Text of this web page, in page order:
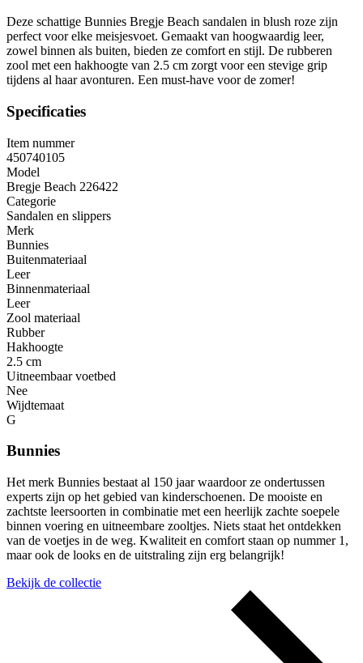
Deze schattige Bunnies Bregje Beach sandalen in blush roze zijn
perfect voor elke meisjesvoet. Gemaakt van hoogwaardig leer,
zowel binnen als buiten, bieden ze comfort en stijl. De rubberen
zool met een hakhoogte van 2.5 cm zorgt voor een stevige grip
tijdens al haar avonturen. Een must-have voor de zomer!
Specificaties
Item nummer
450740105
Model
Bregje Beach 226422
Categorie
Sandalen en slippers
Merk
Bunnies
Buitenmateriaal
Leer
Binnenmateriaal
Leer
Zool materiaal
Rubber
Hakhoogte
2.5 cm
Uitneembaar voetbed
Nee
Wijdtemaat
G
Bunnies
Het merk Bunnies bestaat al 150 jaar waardoor ze ondertussen
experts zijn op het gebied van kinderschoenen. De mooiste en
zachtste leersoorten in combinatie met een heerlijk zachte soepele
binnen voering en uitneembare zooltjes. Niets staat het ontdekken
van de voetjes in de weg. Kwaliteit en comfort staan op nummer 1,
maar ook de looks en de uitstraling zijn erg belangrijk!
Bekijk de collectie